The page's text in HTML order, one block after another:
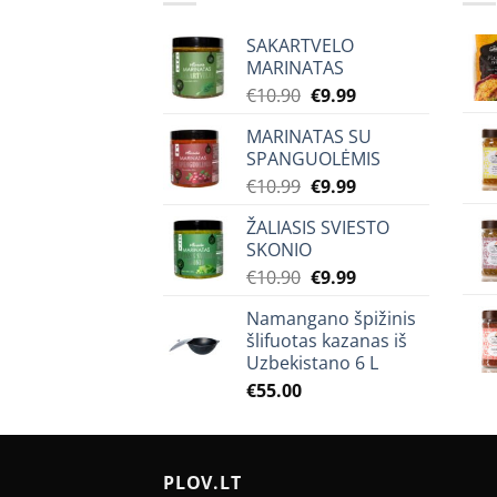
SAKARTVELO
MARINATAS
€10.90 Original
was:
€10.90.
€9.99Current
is:
€9.99.
MARINATAS SU
SPANGUOLĖMIS
€10.99 Original
was:
€10.99.
€9.99Current
is:
ŽALIASIS SVIESTO
SKONIO
€10.90 Original
was:
€10.90.
€9.99Current
is:
€9.99.
Namangano špižinis
šlifuotas kazanas iš
Uzbekistano 6 L
€55.00
PLOV.LT